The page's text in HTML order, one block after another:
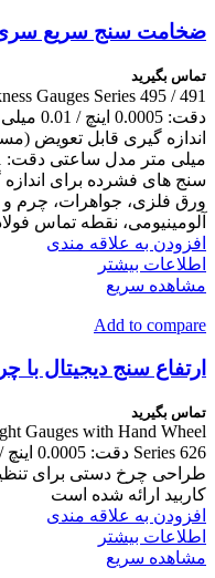
ضخامت سنج سریع سری 495 / 491
تماس بگیرید
دقت:
سنج های فشرده برای
ورق فلزی، جواهرات، چرم و
آلومینیومی، نقطه تماس
افزودن به علاقه مندی
اطلاعات بیشتر
مشاهده سریع
Add to compare
ارتفاع سنج دیجیتال با چرخ
تماس بگیرید
Gauges with Hand Wheel
طراحی چرخ دستی برای
کاربید ارائه شده است
افزودن به علاقه مندی
اطلاعات بیشتر
مشاهده سریع